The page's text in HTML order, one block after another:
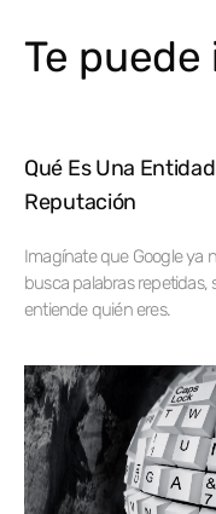
Te
Qué Es Una
Reputación
Imagínate que Google ya
busca palabras
entiende quién eres.